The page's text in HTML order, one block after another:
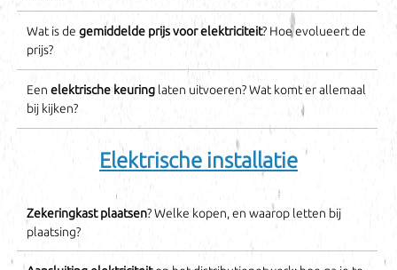
Wat is de gemiddelde prijs voor elektriciteit? Hoe evolueert de
prijs?
Een elektrische keuringlaten uitvoeren? Wat komt er allemaal
bij kijken?
Elektrische installatie
Zekeringkast plaatsen? Welke kopen, en waarop letten bij
plaatsing?